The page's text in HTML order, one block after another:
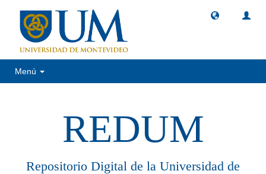
Menú
REDUM
Repositorio Digital de la Universidad de